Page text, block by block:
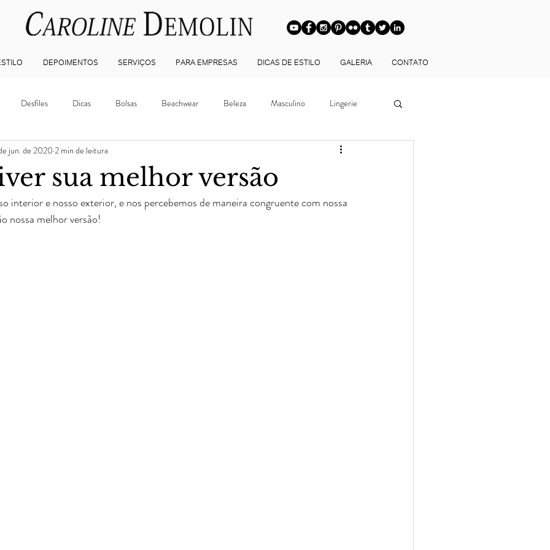
DEPOIMENTOS SERVIÇOS PARA EMPRESAS DICAS DE ESTILO GALERIA CONTATO
Desfiles Dicas Bolsas Beachwear Beleza Masculino Lingerie
Vídeos Acessórios
Cliente Corporativo Personal Organizer Casa Consultoria de Imagem
sua melhor versão
jun. de 20202 min de leitura
interior e nosso exterior, e nos percebemos de maneira congruente com nossa
nossa melhor versão!